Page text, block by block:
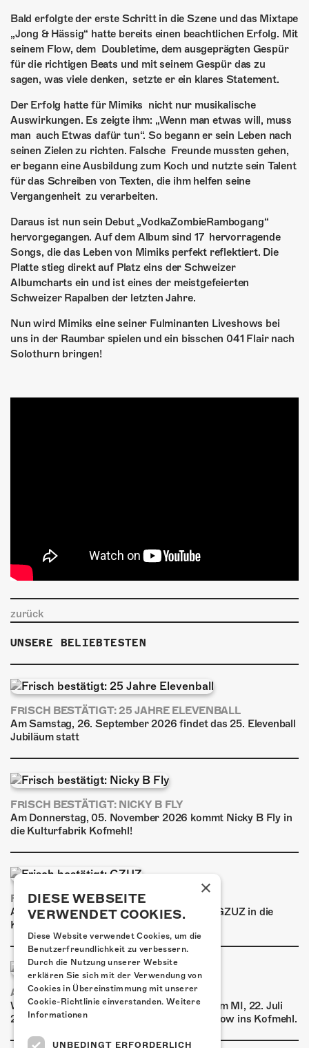
Bald erfolgte der erste Schritt in die Szene und das Mixtape
„Jong & Hässig“ hatte bereits einen beachtlichen Erfolg. Mit
seinem Flow, dem Doubletime, dem ausgeprägten Gespür
für die richtigen Beats und mit seinem Gespür das zu
sagen, was viele denken, setzte er ein klares Statement.
Der Erfolg hatte für Mimiks nicht nur musikalische
Auswirkungen. Es zeigte ihm: „Wenn man etwas will, muss
man auch Etwas dafür tun“. So begann er sein Leben nach
seinen Zielen zu richten. Falsche Freunde mussten gehen,
er begann eine Ausbildung zum Koch und nutzte sein Talent
für das Schreiben von Texten, die ihm helfen seine
Vergangenheit zu verarbeiten.
Daraus ist nun sein Debut „VodkaZombieRambogang“
hervorgegangen. Auf dem Album sind 17 hervorragende
Songs, die das Leben von Mimiks perfekt reflektiert. Die
Platte stieg direkt auf Platz eins der Schweizer
Albumcharts ein und ist eines der meistgefeierten
Schweizer Rapalben der letzten Jahre.
Nun wird Mimiks eine seiner Fulminanten Liveshows bei
uns in der Raumbar spielen und ein bisschen 041 Flair nach
Solothurn bringen!
zurück
UNSERE BELIEBTESTEN
FRISCH BESTÄTIGT: 25 JAHRE ELEVENBALL
Am Samstag, 26. September 2026 findet das 25. Elevenball
Jubiläum statt
FRISCH BESTÄTIGT: NICKY B FLY
Am Donnerstag, 05. November 2026 kommt Nicky B Fly in
die Kulturfabrik Kofmehl!
FRISCH BESTÄTIGT: GZUZ
Am Donnerstag, 29. Oktober 2026 kommt GZUZ in die
Kulturfabrik Kofmehl!
AIRBOURNE - SPECIAL SUMMER SHOW
Wow, das ist ein Ding! Airbourne kommen am MI, 22. Juli
2026 für eine exklusive Special Summer Show ins Kofmehl.
×
DIESE WEBSEITE
VERWENDET COOKIES.
Diese Website verwendet Cookies, um die
Benutzerfreundlichkeit zu verbessern.
Durch die Nutzung unserer Website
erklären Sie sich mit der Verwendung von
Cookies in Übereinstimmung mit unserer
Cookie-Richtlinie einverstanden. Weitere
Informationen
UNBEDINGT ERFORDERLICH